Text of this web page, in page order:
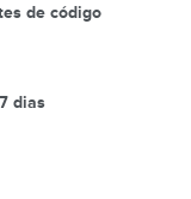
de código
dias